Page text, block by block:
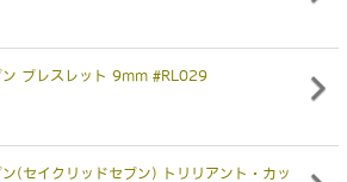
ン ブレスレット 9mm #RL029
(セイクリッドセブン) トリリアント・カッ